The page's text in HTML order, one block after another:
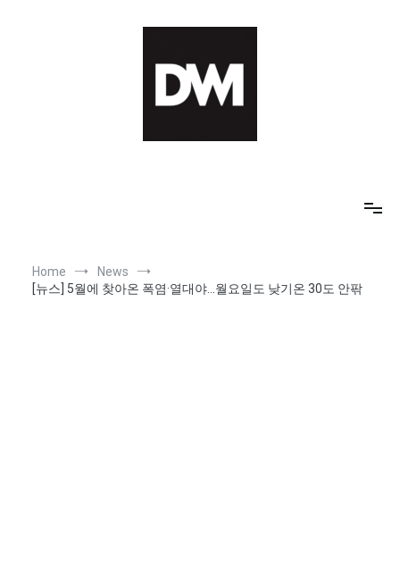
Home
News
[뉴스] 5월에 찾아온 폭염·열대야…월요일도 낮기온 30도 안팎